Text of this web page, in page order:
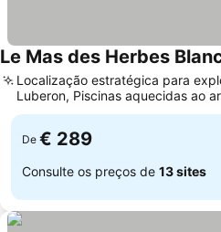
Le Mas des Herbes
Localização estratégica para
Luberon, Piscinas aquecidas ao
cobertas
De € 289
Consulte os preços de 13 sites